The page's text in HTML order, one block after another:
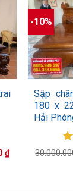
₫Giá
hiện
-10%
+
Sập
180 x
Hải